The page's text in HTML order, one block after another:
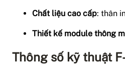
Chất liệu cao cấp: thân
Thiết kế module thông
Thông số kỹ thuật